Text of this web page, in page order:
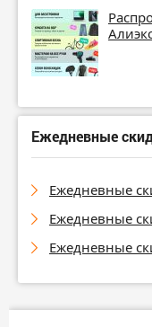
Ежедневные
Ежедневные
Ежедневные
Ежедневные